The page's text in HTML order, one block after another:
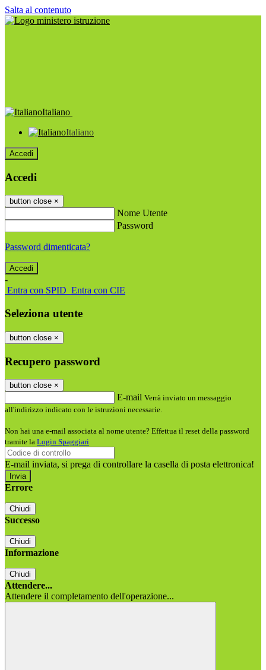
Salta al contenuto
Italiano
Italiano
Accedi
Accedi
button close ×
Nome Utente
Password
Password dimenticata?
-
Entra con SPID Entra con CIE
Seleziona utente
button close ×
Recupero password
button close ×
E-mail Verrà inviato un messaggio
all'indirizzo indicato con le istruzioni necessarie.
Non hai una e-mail associata al nome utente? Effettua il reset della password
tramite la Login Spaggiari
E-mail inviata, si prega di controllare la casella di posta elettronica!
Errore
Chiudi
Successo
Chiudi
Informazione
Chiudi
Attendere...
Attendere il completamento dell'operazione...